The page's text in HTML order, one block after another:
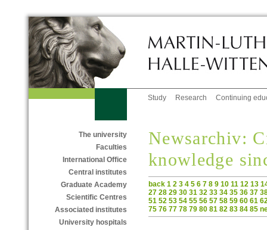
Study Research Continuing
The university
Faculties
International Office
Central institutes
Graduate Academy
Scientific Centres
Associated institutes
University hospitals
Newsarchiv:
knowledge
back 1 2 3 4 5 6 7 8 9 10 11 12 13
27 28 29 30 31 32 33 34 35 36 37
51 52 53 54 55 56 57 58 59 60 61
75 76 77 78 79 80 81 82 83 84 85